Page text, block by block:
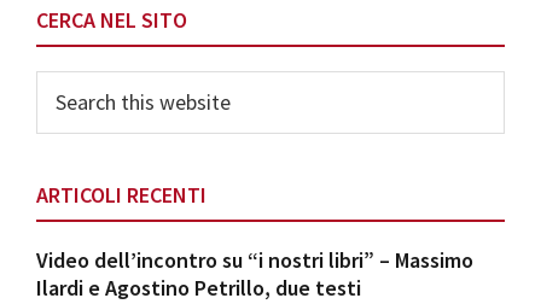
Primary
Sidebar
CERCA NEL SITO
this
ARTICOLI RECENTI
Video dell’incontro su “i nostri libri” – Massimo
Ilardi e Agostino Petrillo, due testi